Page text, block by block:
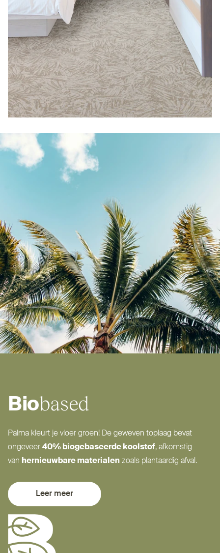
Biobased
Palma kleurt je vloer groen! De geweven toplaag bevat
ongeveer 40% bio­ge­baseerde koolstof, afkomstig
van her­nieuwbare materialen zoals plantaardig afval.
Leer meer